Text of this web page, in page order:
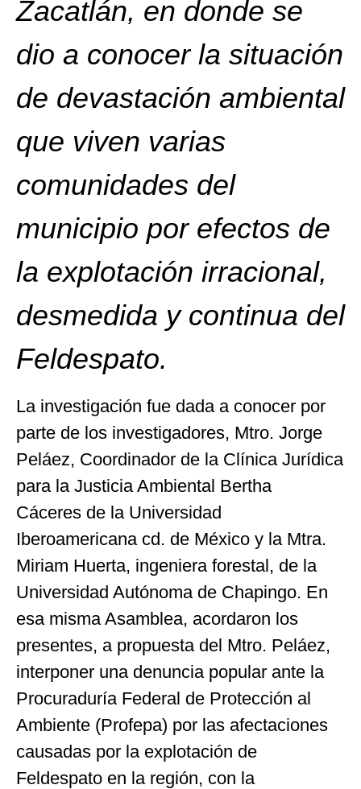
Zacatlán, en donde se
dio a conocer la situación
de devastación ambiental
que viven varias
comunidades del
municipio por efectos de
la explotación irracional,
desmedida y continua del
Feldespato.
La investigación fue dada a conocer por
parte de los investigadores, Mtro. Jorge
Peláez, Coordinador de la Clínica Jurídica
para la Justicia Ambiental Bertha
Cáceres de la Universidad
Iberoamericana cd. de México y la Mtra.
Miriam Huerta, ingeniera forestal, de la
Universidad Autónoma de Chapingo. En
esa misma Asamblea, acordaron los
presentes, a propuesta del Mtro. Peláez,
interponer una denuncia popular ante la
Procuraduría Federal de Protección al
Ambiente (Profepa) por las afectaciones
causadas por la explotación de
Feldespato en la región, con la